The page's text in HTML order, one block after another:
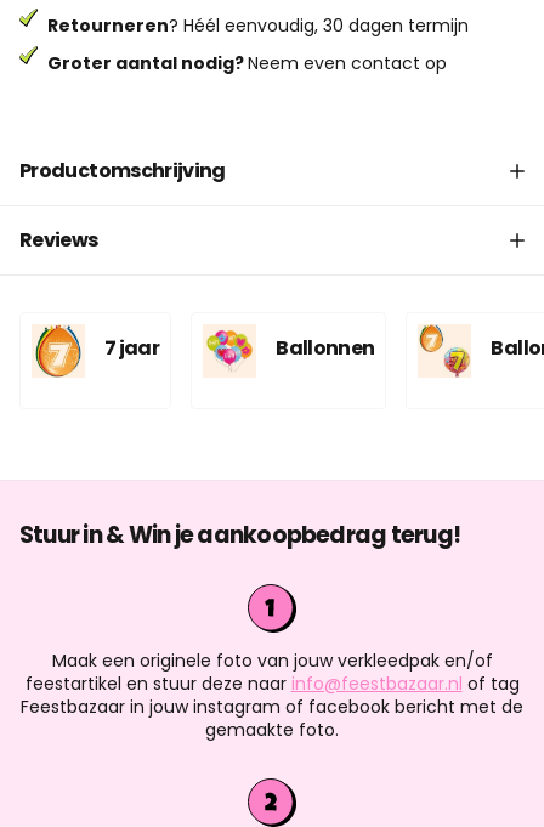
Retourneren? Héél eenvoudig, 30 dagen termijn
Groter aantal nodig?Neem even contact op
Productomschrijving
Reviews
7 jaar Ballonnen
Stuur in & Win je aankoopbedrag terug!
Maak een originele foto van jouw verkleedpak en/of
feestartikel en stuur deze naar info@feestbazaar.nl of tag
Feestbazaar in jouw instagram of facebook bericht met de
gemaakte foto.